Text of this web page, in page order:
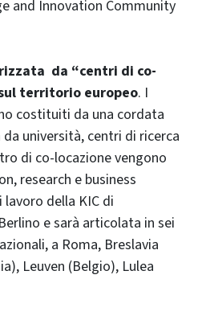
and Innovation Community
da “centri di co-
territorio europeo. I
costituiti da una cordata
università, centri di ricerca
di co-locazione vengono
research e business
della KIC di
e sarà articolata in sei
a Roma, Breslavia
Leuven (Belgio), Lulea